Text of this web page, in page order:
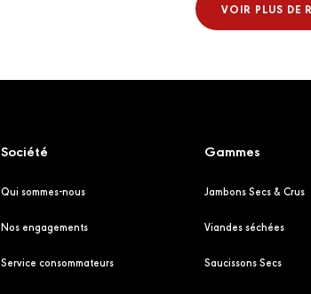
VOIR PLUS DE
Société
Qui sommes-nous
Nos engagements
Service consommateurs
Gammes
Jambons Secs & Crus
Viandes séchées
Saucissons Secs